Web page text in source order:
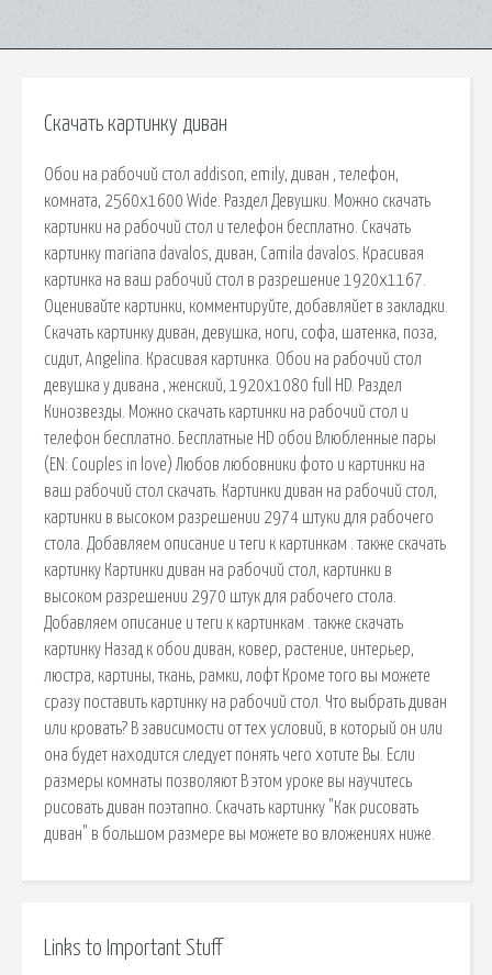
Скачать картинку диван
Обои на рабочий стол addison, emily, диван , телефон,
комната, 2560x1600 Wide. Раздел Девушки. Можно скачать
картинки на рабочий стол и телефон бесплатно. Скачать
картинку mariana davalos, диван, Camila davalos. Красивая
картинка на ваш рабочий стол в разрешение 1920x1167.
Оценивайте картинки, комментируйте, добавляйет в закладки.
Скачать картинку диван, девушка, ноги, софа, шатенка, поза,
сидит, Angelina. Красивая картинка. Обои на рабочий стол
девушка у дивана , женский, 1920х1080 full HD. Раздел
Кинозвезды. Можно скачать картинки на рабочий стол и
телефон бесплатно. Бесплатные HD обои Влюбленные пары
(EN: Couples in love) Любов любовники фото и картинки на
ваш рабочий стол скачать. Картинки диван на рабочий стол,
картинки в высоком разрешении 2974 штуки для рабочего
стола. Добавляем описание и теги к картинкам . также скачать
картинку Картинки диван на рабочий стол, картинки в
высоком разрешении 2970 штук для рабочего стола.
Добавляем описание и теги к картинкам . также скачать
картинку Назад к обои диван, ковер, растение, интерьер,
люстра, картины, ткань, рамки, лофт Кроме того вы можете
сразу поставить картинку на рабочий стол. Что выбрать диван
или кровать? В зависимости от тех условий, в который он или
она будет находится следует понять чего хотите Вы. Если
размеры комнаты позволяют В этом уроке вы научитесь
рисовать диван поэтапно. Скачать картинку "Как рисовать
диван" в большом размере вы можете во вложениях ниже.
Links to Important Stuff